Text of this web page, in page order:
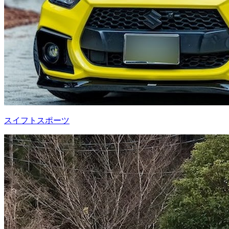
スイフトスポーツ